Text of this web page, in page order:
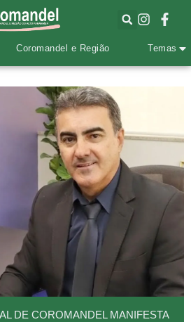
Coromandel e Região Temas
DE COROMANDEL MANIFESTA